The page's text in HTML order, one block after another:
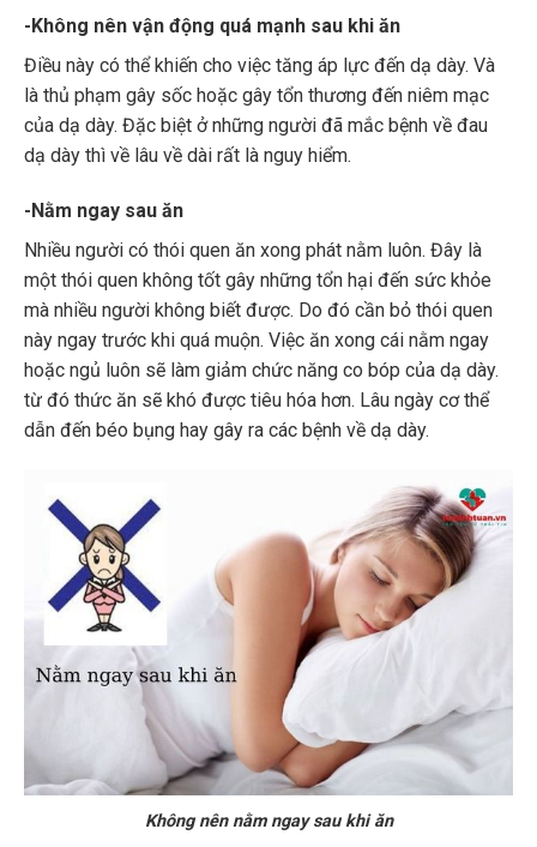
-Không nên vận động quá mạnh sau khi ăn
Điều này có thể khiến cho việc tăng áp lực đến dạ dày. Và
là thủ phạm gây sốc hoặc gây tổn thương đến niêm mạc
của dạ dày. Đặc biệt ở những người đã mắc bệnh về đau
dạ dày thì về lâu về dài rất là nguy hiểm.
-Nằm ngay sau ăn
Nhiều người có thói quen ăn xong phát nằm luôn. Đây là
một thói quen không tốt gây những tổn hại đến sức khỏe
mà nhiều người không biết được. Do đó cần bỏ thói quen
này ngay trước khi quá muộn. Việc ăn xong cái nằm ngay
hoặc ngủ luôn sẽ làm giảm chức năng co bóp của dạ dày.
từ đó thức ăn sẽ khó được tiêu hóa hơn. Lâu ngày cơ thể
dẫn đến béo bụng hay gây ra các bệnh về dạ dày.
Không nên nằm ngay sau khi ăn